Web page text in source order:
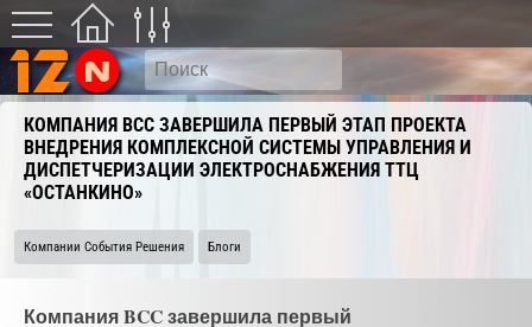
КОМПАНИЯ BCC ЗАВЕРШИЛА ПЕРВЫЙ ЭТАП ПРОЕКТА
ВНЕДРЕНИЯ КОМПЛЕКСНОЙ СИСТЕМЫ УПРАВЛЕНИЯ И
ДИСПЕТЧЕРИЗАЦИИ ЭЛЕКТРОСНАБЖЕНИЯ ТТЦ
«ОСТАНКИНО»
Компании События Решения Блоги
Компания BCC завершила первый